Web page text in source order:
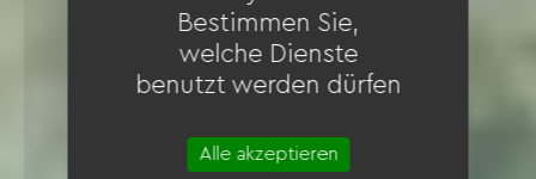
Bestimmen Sie,
welche Dienste
benutzt werden dürfen
Alle akzeptieren